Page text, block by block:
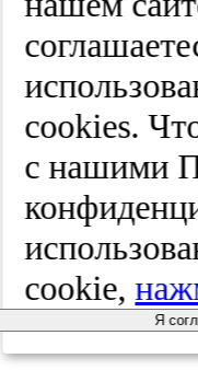
cооkies.
с нашими
cookie,
Я